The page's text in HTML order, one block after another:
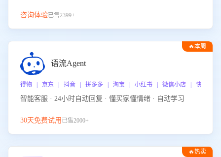
咨询体验已售2399+
🔥本周
语流Agent
得物 | 京东 | 抖音 | 拼多多 | 淘宝 | 小红书 | 微信小店 | 快手 |
智能客服 · 24小时自动回复 · 懂买家懂情绪 · 自动学习
30天免费试用 已售2000+
🔥热卖